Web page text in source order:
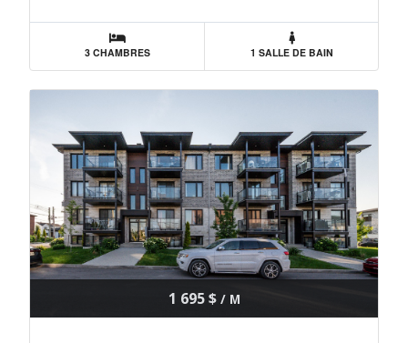
3 CHAMBRES 1 SALLE DE BAIN
1 695 $/ M